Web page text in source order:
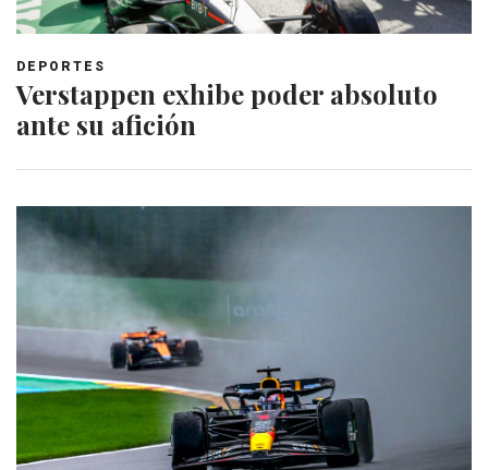
DEPORTES
Verstappen exhibe poder absoluto
ante su afición